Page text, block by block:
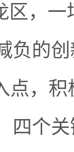
区，
负的
点，
四个